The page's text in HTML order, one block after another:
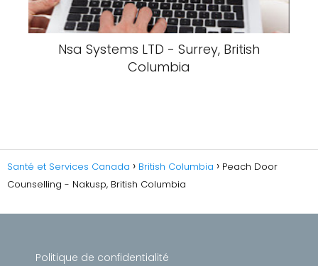
Nsa Systems LTD - Surrey, British
Columbia
Santé et Services Canada British Columbia
Peach Door
Counselling - Nakusp, British Columbia
Politique de confidentialité